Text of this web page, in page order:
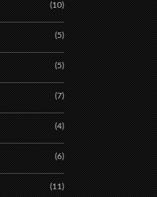
(10)
(5)
(5)
(7)
(4)
(6)
(11)